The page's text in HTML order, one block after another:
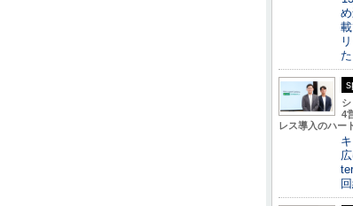
た
4
レス導入のハー